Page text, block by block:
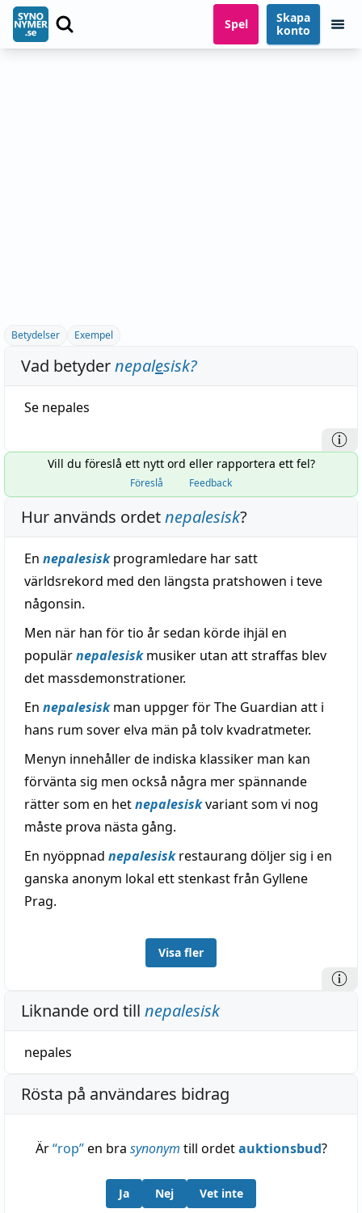
Spel
Skapa
konto
Betydelser Exempel
Vad betydernepalesisk?
Se nepales
Vill du föreslå ett nytt ord eller rapportera ett fel?
Föreslå Feedback
Hur används ordetnepalesisk?
En nepalesiskprogramledare har satt
världsrekord med den längsta pratshowen i teve
någonsin.
Men när han för tio år sedan körde ihjäl en
populärnepalesiskmusiker utan att straffas blev
det massdemonstrationer.
En nepalesiskman uppger för The Guardian att i
hans rum sover elva män på tolv kvadratmeter.
Menyn innehåller de indiska klassiker man kan
förvänta sig men också några mer spännande
rätter som en hetnepalesiskvariant som vi nog
måste prova nästa gång.
En nyöppnad nepalesiskrestaurang döljer sig i en
ganska anonym lokal ett stenkast från Gyllene
Prag.
Visa fler
Liknande ord till nepalesisk
nepales
Rösta på användares bidrag
Är“rop”en bra synonym till ordetauktionsbud?
Ja Nej Vet inte